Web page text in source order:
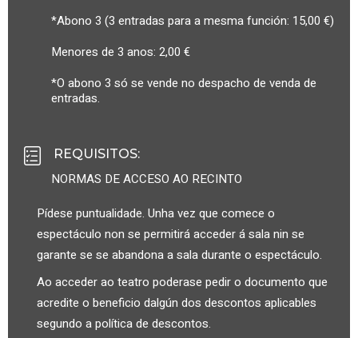
*Abono 3 (3 entradas para a mesma función: 15,00 €)
Menores de 3 anos: 2,00 €
*O abono 3 só se vende no despacho de venda de
entradas.
REQUISITOS:
NORMAS DE ACCESO AO RECINTO
Pídese puntualidade. Unha vez que comece o
espectáculo non se permitirá acceder á sala nin se
garante se se abandona a sala durante o espectáculo.
Ao acceder ao teatro poderase pedir o documento que
acredite o beneficio dalgún dos descontos aplicables
segundo a política de descontos.